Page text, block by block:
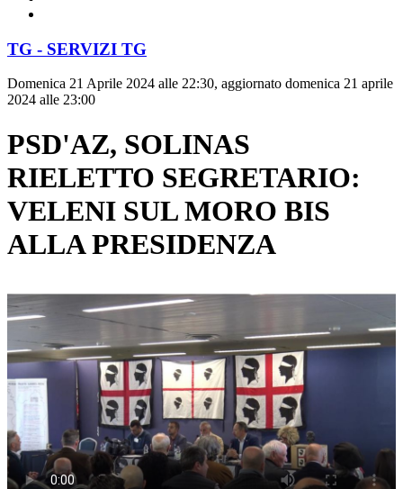
TG - SERVIZI TG
Domenica 21 Aprile 2024 alle 22:30, aggiornato domenica 21 aprile
2024 alle 23:00
PSD'AZ, SOLINAS
RIELETTO SEGRETARIO:
VELENI SUL MORO BIS
ALLA PRESIDENZA